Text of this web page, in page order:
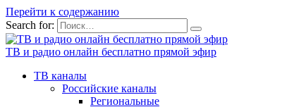
Перейти к содержанию
Search for:
ТВ и радио онлайн бесплатно прямой эфир
ТВ каналы
Российские каналы
Региональные